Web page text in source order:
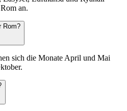
an.
Rom?
sich die Monate April und Mai